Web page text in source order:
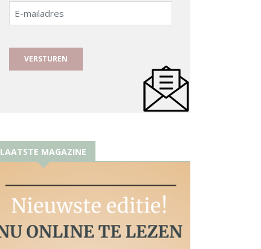
E-
mailadres
LAATSTE MAGAZINE